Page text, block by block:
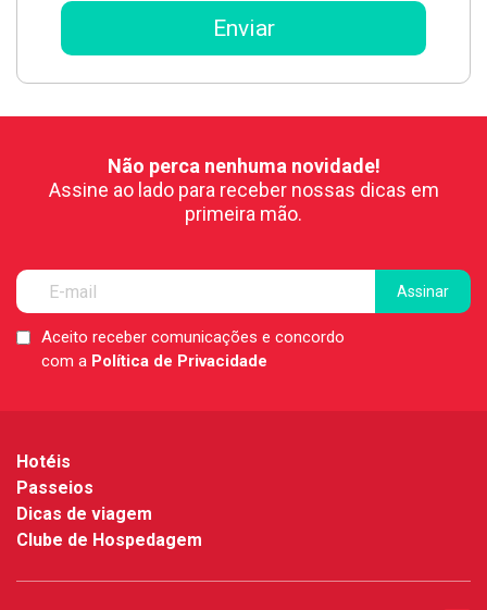
Não perca nenhuma novidade!
Assine ao lado para receber nossas dicas em
primeira mão.
LGPDAceito receber comunicações e concordo
com a Política de Privacidade
Hotéis
Passeios
Dicas de viagem
Clube de Hospedagem